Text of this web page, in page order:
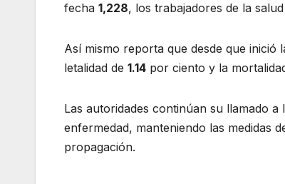
fecha 1,228, los trabajadores de la salud
Así mismo reporta que desde que inició
letalidad de 1.14 por ciento y la
Las autoridades continúan su llamado
enfermedad, manteniendo las medidas
propagación.